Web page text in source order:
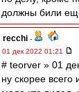
должны били
recchi -
01 дек 2022 01:21
# teorver » 01
ну скорее всего